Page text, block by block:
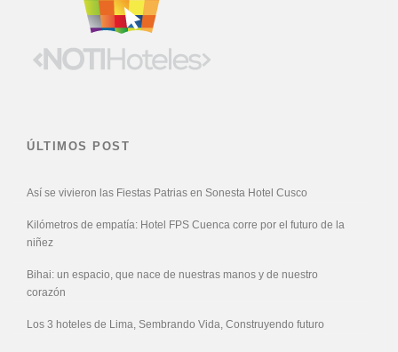
ÚLTIMOS POST
Así se vivieron las Fiestas Patrias en Sonesta Hotel Cusco
Kilómetros de empatía: Hotel FPS Cuenca corre por el futuro de la
niñez
Bihai: un espacio, que nace de nuestras manos y de nuestro
corazón
Los 3 hoteles de Lima, Sembrando Vida, Construyendo futuro